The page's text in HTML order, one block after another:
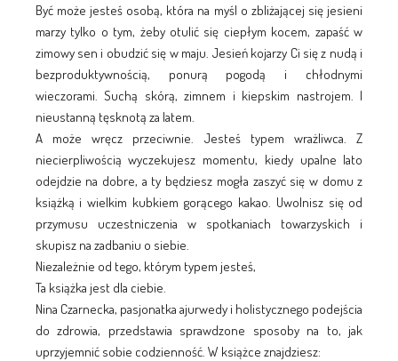
Być może jesteś osobą, która na myśl o zbliżającej się jesieni
marzy tylko o tym, żeby otulić się ciepłym kocem, zapaść w
zimowy sen i obudzić się w maju. Jesień kojarzy Ci się z nudą i
bezproduktywnością, ponurą pogodą i chłodnymi
wieczorami. Suchą skórą, zimnem i kiepskim nastrojem. I
nieustanną tęsknotą za latem.
A może wręcz przeciwnie. Jesteś typem wrażliwca. Z
niecierpliwością wyczekujesz momentu, kiedy upalne lato
odejdzie na dobre, a ty będziesz mogła zaszyć się w domu z
książką i wielkim kubkiem gorącego kakao. Uwolnisz się od
przymusu uczestniczenia w spotkaniach towarzyskich i
skupisz na zadbaniu o siebie.
Niezależnie od tego, którym typem jesteś,
Ta książka jest dla ciebie.
Nina Czarnecka, pasjonatka ajurwedy i holistycznego podejścia
do zdrowia, przedstawia sprawdzone sposoby na to, jak
uprzyjemnić sobie codzienność. W książce znajdziesz: